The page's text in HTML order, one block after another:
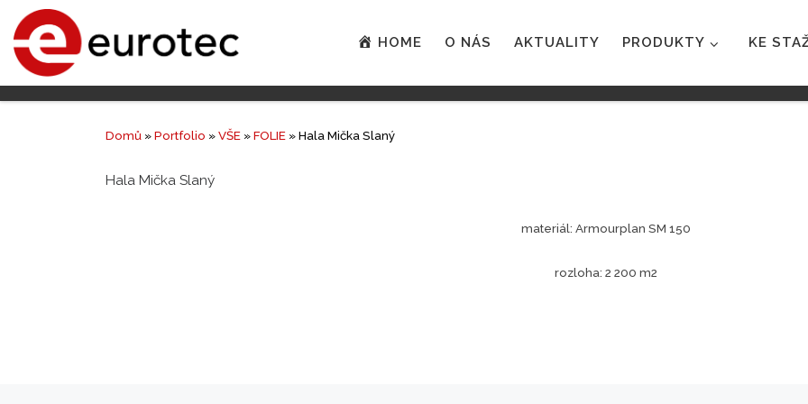
HOME O NÁS AKTUALITY PRODUKTY KE
Domů »Portfolio »VŠE »FOLIE »Hala Mička Slaný
Hala Mička Slaný
materiál: Armourplan SM 150
rozloha: 2 200 m2